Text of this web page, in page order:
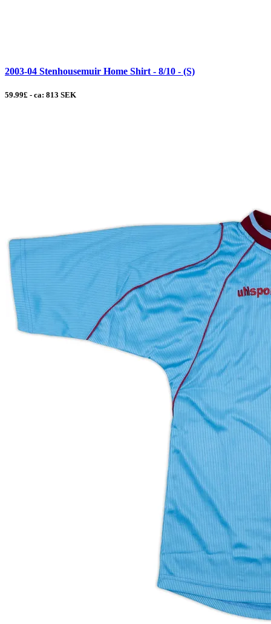
2003-04 Stenhousemuir Home Shirt - 8/10 - (S)
59.99£ - ca: 813 SEK